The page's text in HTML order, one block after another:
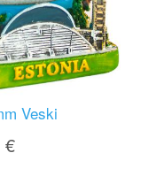
Veski
€